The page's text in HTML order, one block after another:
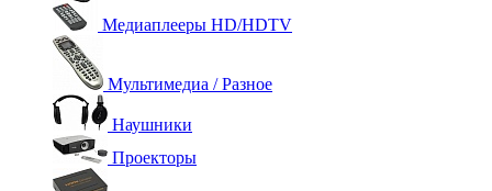
Медиаплееры HD/HDTV
Мультимедиа / Разное
Наушники
Проекторы